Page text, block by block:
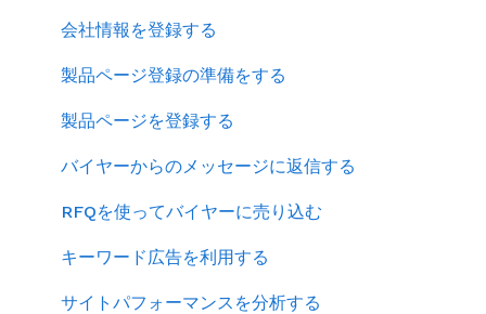
2024年
会社情報を登録する
製品ページ登録の準備をする
製品ページを登録する
バイヤーからのメッセージに返信する
RFQを使ってバイヤーに売り込む
キーワード広告を利用する
サイトパフォーマンスを分析する